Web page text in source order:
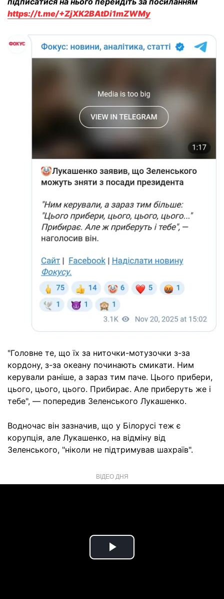
https://t.me/+ZjXK2BAtDi1mZWMy
"Головне те, що їх за ниточки-мотузочки з-за
кордону, з-за океану починають смикати. Ним
керували раніше, а зараз тим паче. Цього прибери,
цього, цього, цього. Прибирає. Але приберуть же і
тебе", — попередив Зеленського Лукашенко.
Водночас він зазначив, що у Білорусі теж є
корупція, але Лукашенко, на відміну від
Зеленського, "ніколи не підтримував шахраїв".
ВІДЕО ДНЯ
Play